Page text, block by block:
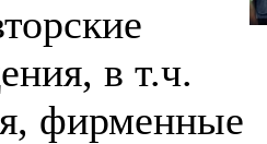
в т.ч.
фирменные